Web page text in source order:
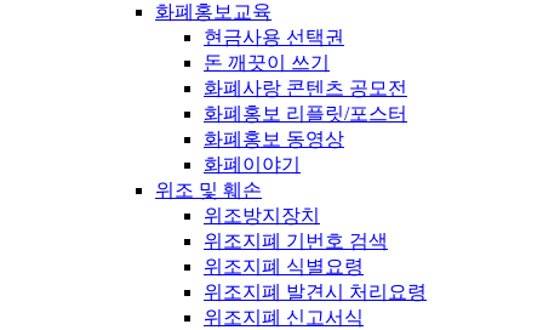
화폐홍보교육
현금사용 선택권
돈 깨끗이 쓰기
화폐사랑 콘텐츠 공모전
화폐홍보 리플릿/포스터
화폐홍보 동영상
화폐이야기
위조 및 훼손
위조방지장치
위조지폐 기번호 검색
위조지폐 식별요령
위조지폐 발견시 처리요령
위조지폐 신고서식